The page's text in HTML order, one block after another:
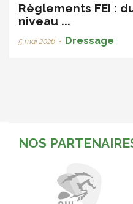
Règlements FEI :
niveau ...
5 mai 2026 • Dressage
NOS